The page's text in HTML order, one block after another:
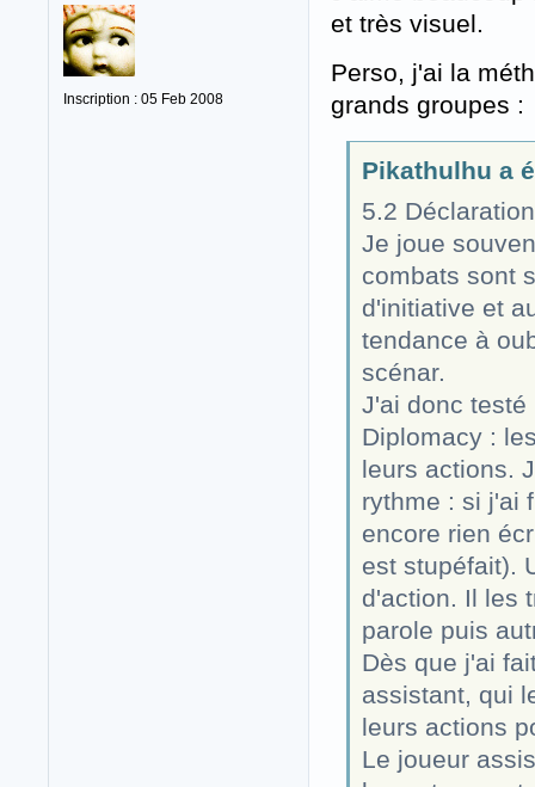
Inscription : 05 Feb 2008
et très visuel.
Perso, j'ai la
grands groupes :
Pikathulhu a
5.2
Je joue
combats sont
d'initiative et
tendance à
scénar.
J'ai donc testé
Diplomacy :
leurs actions.
rythme : si j'ai
encore rien
est stupéfait).
d'action. Il les
parole puis
Dès que j'ai
assistant, qui
leurs actions
Le joueur